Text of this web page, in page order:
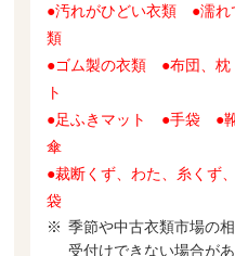
●汚れがひどい衣類 ●濡
類
●ゴム製の衣類 ●布団、
ト
●足ふきマット ●手袋 ●
傘
●裁断くず、わた、糸くず
袋
季節や中古衣類市場の
受付けできない場合が